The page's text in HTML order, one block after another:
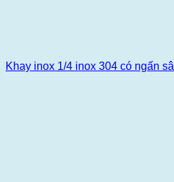
Khay inox 1/4 inox 304 có ngấn